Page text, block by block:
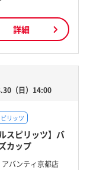
詳細
（日）14:00
リッツ
スピリッツ】バ
カップ
アバンティ京都店